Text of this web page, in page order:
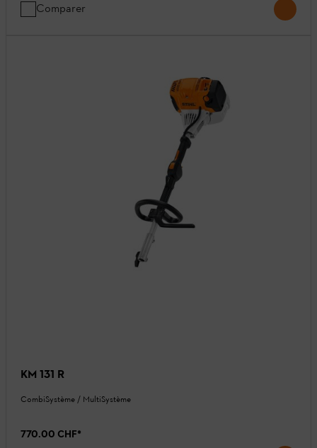
Comparer
KM 131 R
CombiSystème / MultiSystème
770.00 CHF*